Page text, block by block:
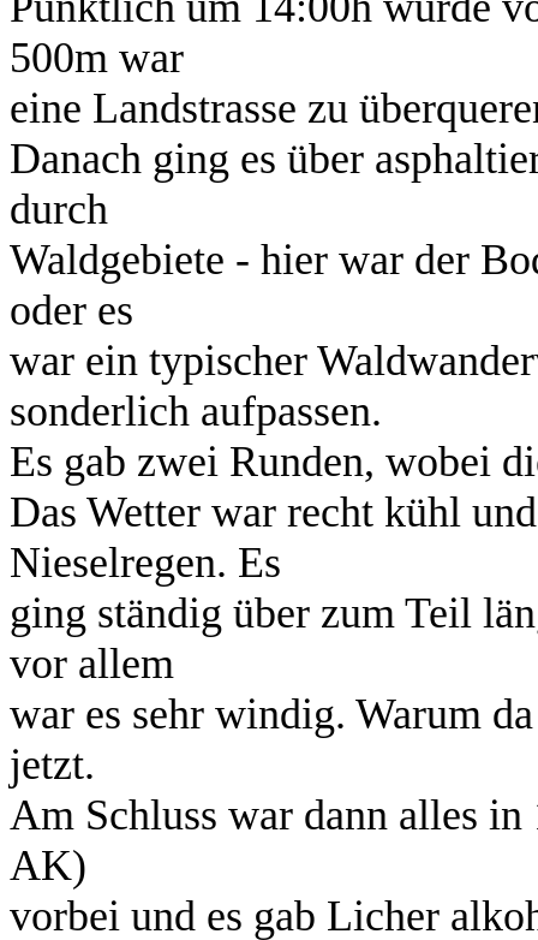
500m war
eine Landstrasse zu
Danach ging es über
durch
Waldgebiete - hier war der
oder es
war ein typischer
sonderlich aufpassen.
Es gab zwei Runden, wobei
Das Wetter war recht kühl
Nieselregen. Es
ging ständig über zum Teil
vor allem
war es sehr windig. Warum
jetzt.
Am Schluss war dann alles
AK)
vorbei und es gab Licher